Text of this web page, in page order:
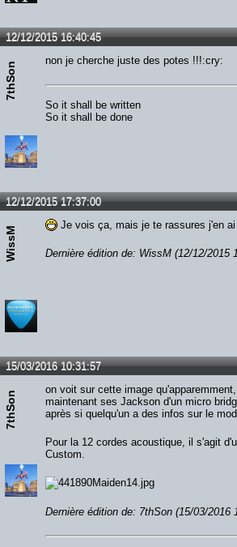
12/12/2015 16:40:45
7thSon
non je cherche juste des potes !!!:cry:
So it shall be written
So it shall be done
12/12/2015 17:37:00
WissM
Je vois ça, mais je te rassures j'en
Dernière édition de: WissM (12/12/2015
15/03/2016 10:31:57
7thSon
on voit sur cette image
maintenant ses Jackson d'un micro
après si quelqu'un a des infos sur le
Pour la 12 cordes acoustique, il s'agit
Custom.
Dernière édition de: 7thSon (15/03/2016